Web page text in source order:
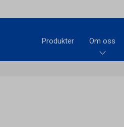
Produkter Om oss